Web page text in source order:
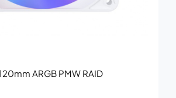
ARGB PMW RAID